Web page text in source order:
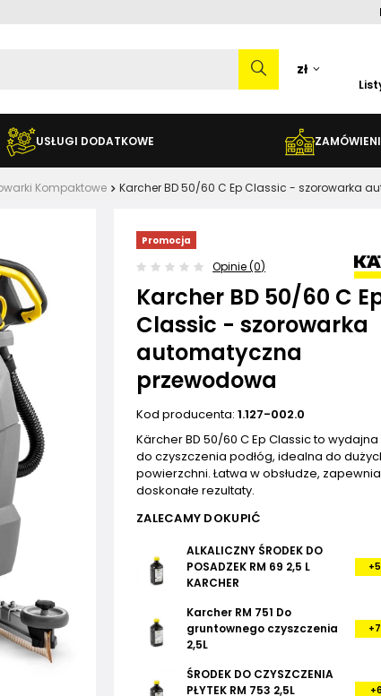
zł
USŁUGI DODATKOWE
Kompaktowe Karcher BD 50/60 C Ep Classic - szorowarka
Promocja
Opinie (0)
Karcher BD 50/60 C
Classic - szorowarka
automatyczna
przewodowa
Kod producenta:1.127-002.0
Kärcher BD 50/60 C Ep Classic to
do czyszczenia podłóg, idealna do
powierzchni. Łatwa w obsłudze, zapewnia
doskonałe rezultaty.
ZALECAMY DOKUPIĆ
ALKALICZNY ŚRODEK DO
POSADZEK RM 69 2,5 L
KARCHER
Karcher RM 751 Do
gruntownego czyszczenia
2,5L
ŚRODEK DO CZYSZCZENIA
PŁYTEK RM 753 2,5L